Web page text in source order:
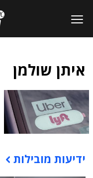
איתן שולמן
תוכן פרסומי
ידיעות מובילות